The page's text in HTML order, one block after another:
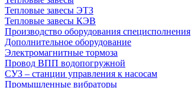
Тепловые завесы ЭТЗ
Тепловые завесы КЭВ
Производство оборудования специсполнения
Дополнительное оборудование
Электромагнитные тормоза
Провод ВПП водопогружной
СУЗ – станции управления к насосам
Промышленные вибраторы